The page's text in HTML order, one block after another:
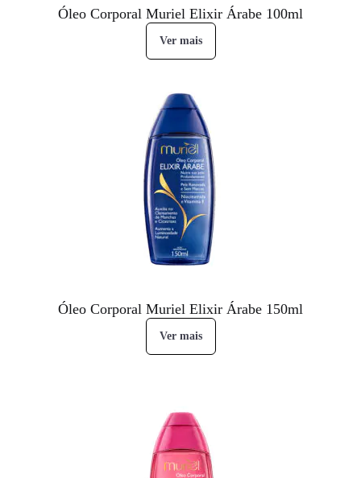
Óleo Corporal Muriel Elixir Árabe 100ml
Ver mais
Óleo Corporal Muriel Elixir Árabe 150ml
Ver mais